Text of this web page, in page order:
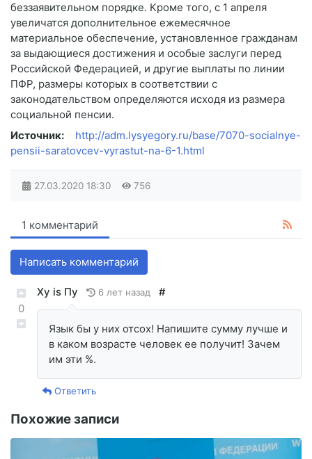
беззаявительном порядке. Кроме того, с 1 апреля
увеличатся дополнительное ежемесячное
материальное обеспечение, установленное гражданам
за выдающиеся достижения и особые заслуги перед
Российской Федерацией, и другие выплаты по линии
ПФР, размеры которых в соответствии с
законодательством определяются исходя из размера
социальной пенсии.
Источник:
http://adm.lysyegory.ru/base/7070-socialnye-
pensii-saratovcev-vyrastut-na-6-1.html
27.03.2020 18:30 756
1 комментарий
Написать комментарий
0
Ху is Пу 6 лет назад #
Язык бы у них отсох! Напишите сумму лучше и
в каком возрасте человек ее получит! Зачем
им эти %.
Ответить
Похожие записи